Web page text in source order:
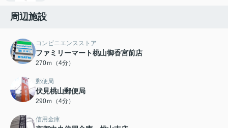
周辺施設
コンビニエンスストア
ファミリーマート桃山御香宮前店
270ｍ（4分）
郵便局
伏見桃山郵便局
290ｍ（4分）
信用金庫